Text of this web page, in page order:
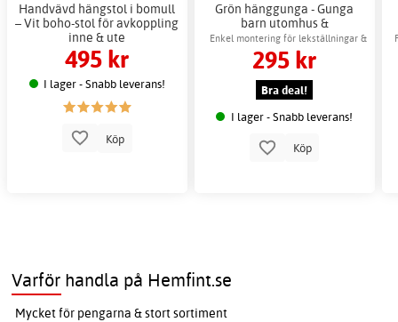
Handvävd hängstol i bomull
– Vit boho-stol för avkoppling
inne & ute
495 kr
I lager - Snabb leverans!
Köp
Grön hänggunga - Gunga
barn utomhus &
trädgårdsgunga
Enkel montering för lekställningar &
trädgård
295 kr
Bra deal!
I lager - Snabb leverans!
Köp
Varför handla på Hemfint.se
Mycket för pengarna & stort sortiment